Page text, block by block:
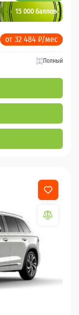
15 000 баллов
от 32 484 ₽/мес
Полный